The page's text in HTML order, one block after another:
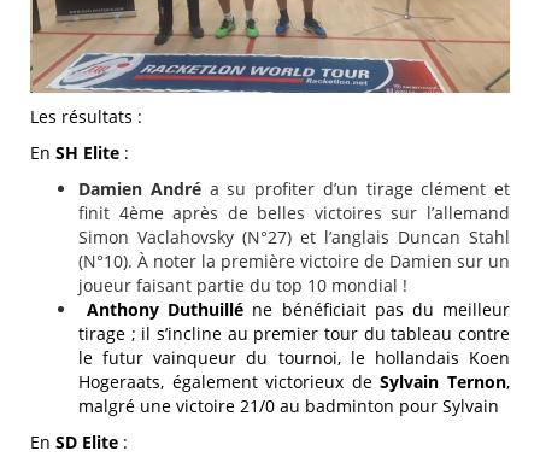
Les résultats :
En SH Elite :
Damien Andréa su profiter d’un tirage clément et
finit 4ème après de belles victoires sur l’allemand
Simon Vaclahovsky (N°27) et l’anglais Duncan Stahl
(N°10). À noter la première victoire de Damien sur un
joueur faisant partie du top 10 mondial !
Anthony Duthuillé ne bénéficiait pas du meilleur
tirage ; il s’incline au premier tour du tableau contre
le futur vainqueur du tournoi, le hollandais Koen
Hogeraats, également victorieux deSylvain Ternon,
malgré une victoire 21/0 au badminton pour Sylvain
En SD Elite :